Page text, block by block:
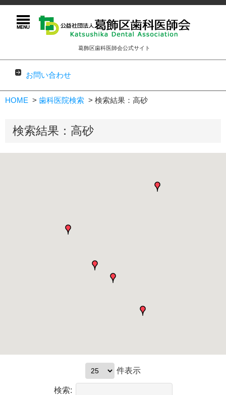
葛飾区歯科医師会公式サイト
お問い合わせ
コンテンツに移動
HOME 歯科医院検索 検索結果：高砂
検索結果：高砂
件表示
検索: